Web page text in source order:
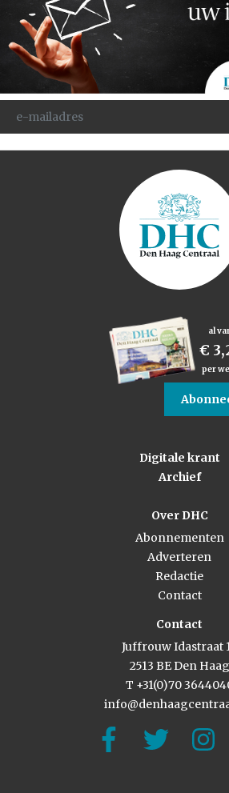
al
€
per
Digitale krant
Archief
Over DHC
Abonnementen
Adverteren
Redactie
Contact
Contact
Juffrouw Idastraat
2513 BE Den Haag
T +31(0)70